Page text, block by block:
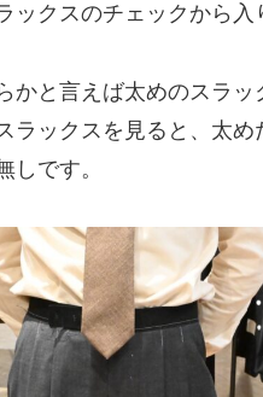
ックスのチェックから入
かと言えば太めのスラ
ラックスを見ると、太
しです。